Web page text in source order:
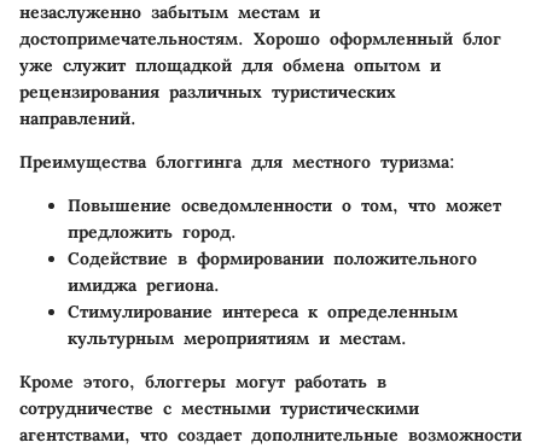
незаслуженно забытым местам и
достопримечательностям. Хорошо оформленный блог
уже служит площадкой для обмена опытом и
рецензирования различных туристических
направлений.
Преимущества блоггинга для местного туризма:
Повышение осведомленности о том, что может
предложить город.
Содействие в формировании положительного
имиджа региона.
Стимулирование интереса к определенным
культурным мероприятиям и местам.
Кроме этого, блоггеры могут работать в
сотрудничестве с местными туристическими
агентствами, что создает дополнительные возможности